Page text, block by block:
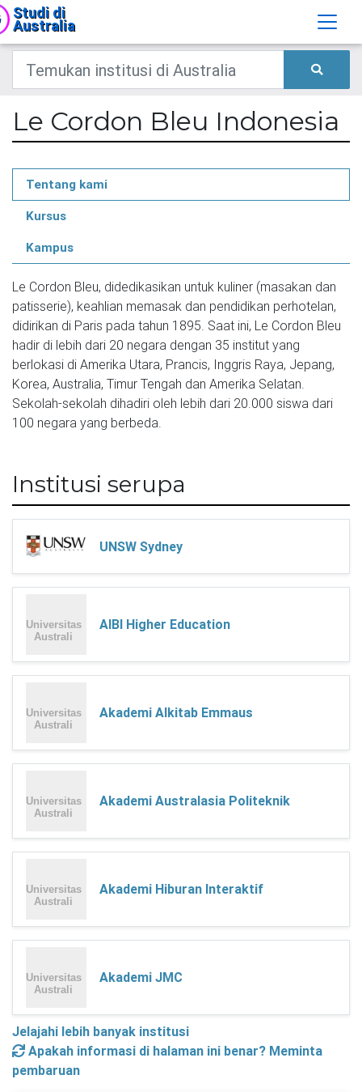
Studi di
Australia
Le Cordon Bleu Indonesia
Tentang kami
Kursus
Kampus
Le Cordon Bleu, didedikasikan untuk kuliner (masakan dan
patisserie), keahlian memasak dan pendidikan perhotelan,
didirikan di Paris pada tahun 1895. Saat ini, Le Cordon Bleu
hadir di lebih dari 20 negara dengan 35 institut yang
berlokasi di Amerika Utara, Prancis, Inggris Raya, Jepang,
Korea, Australia, Timur Tengah dan Amerika Selatan.
Sekolah-sekolah dihadiri oleh lebih dari 20.000 siswa dari
100 negara yang berbeda.
Institusi serupa
UNSW Sydney
AIBI Higher Education
Akademi Alkitab Emmaus
Akademi Australasia Politeknik
Akademi Hiburan Interaktif
Akademi JMC
Jelajahi lebih banyak institusi
Apakah informasi di halaman ini benar? Meminta
pembaruan